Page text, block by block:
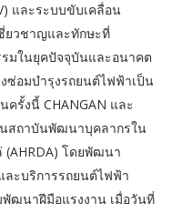
และระบบขับเคลื่อน
ยวชาญและทักษะที่
มในยุคปัจจุบันและอนาคต
ซ่อมบำรุงรถยนต์ไฟฟ้าเป็น
รั้งนี้ CHANGAN และ
สถาบันพัฒนาบุคลากรใน
โดยพัฒนา
ะบริการรถยนต์ไฟฟ้า
ฒนาฝีมือแรงงาน เมื่อวันที่